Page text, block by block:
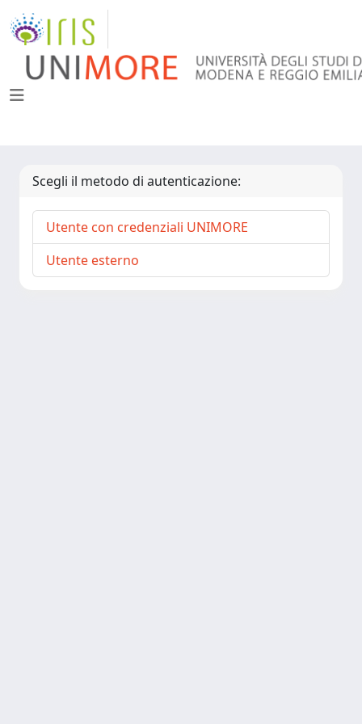
Scegli il metodo di autenticazione:
Utente con credenziali UNIMORE
Utente esterno